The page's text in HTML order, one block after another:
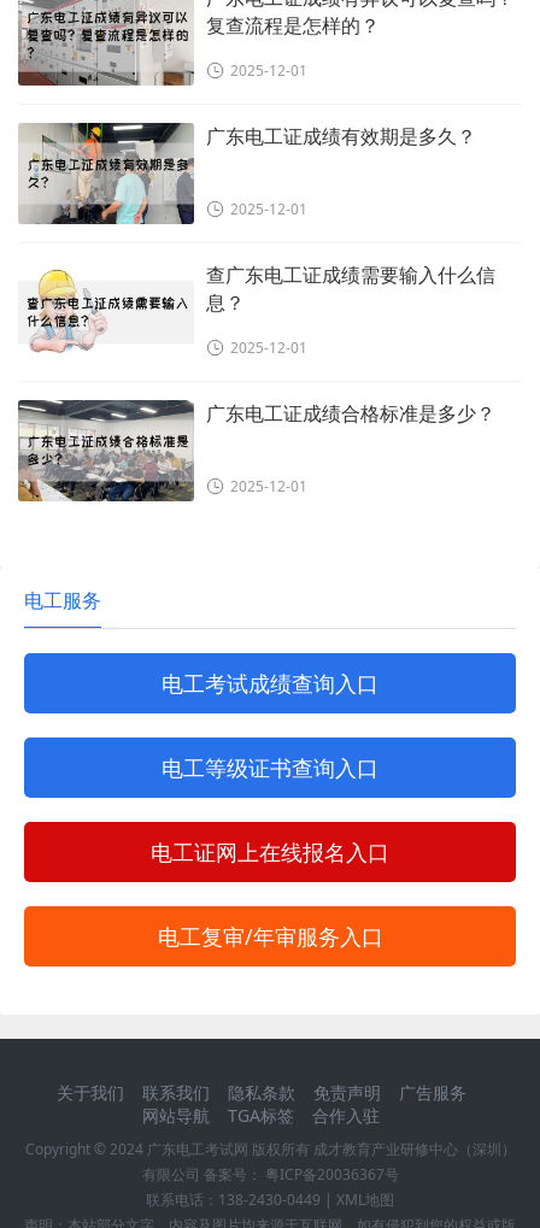
复查流程是怎样的？
2025-12-01
广东电工证成绩有效期是多久？
2025-12-01
查广东电工证成绩需要输入什么信
息？
2025-12-01
广东电工证成绩合格标准是多少？
2025-12-01
电工服务
电工考试成绩查询入口
电工等级证书查询入口
电工证网上在线报名入口
电工复审/年审服务入口
关于我们 联系我们 隐私条款 免责声明
广告服务
网站导航
TGA标签 合作入驻
Copyright © 2024 广东电工考试网 版权所有 成才教育产业研修中心（深圳）
有限公司 备案号： 粤ICP备20036367号
联系电话： 138-2430-0449 | XML地图